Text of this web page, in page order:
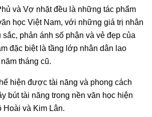
và Vợ nhặt đều là những tác phẩm
học Việt Nam, với những giá trị nhân
phản ánh số phận và vẻ đẹp của
đặc biệt là tầng lớp nhân dân lao
tháng cũ.
hiện được tài năng và phong cách
bút tài năng trong nền văn học hiện
Hoài và Kim Lân.